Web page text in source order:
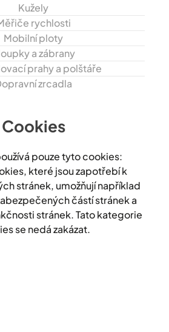
Kužely
rychlosti
Mobilní ploty
a zábrany
prahy a polštáře
zrcadla
Cookies
pouze tyto cookies:
které jsou zapotřebí k
stránek, umožňují například
částí stránek a
stránek. Tato kategorie
se nedá zakázat.